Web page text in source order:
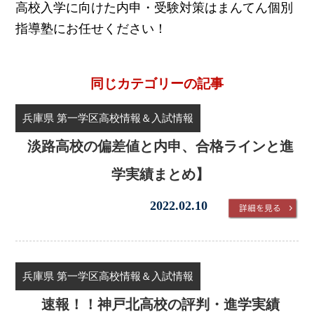
高校入学に向けた内申・受験対策はまんてん個別
指導塾にお任せください！
同じカテゴリーの記事
兵庫県 第一学区高校情報＆入試情報
淡路高校の偏差値と内申、合格ラインと進
学実績まとめ】
2022.02.10
兵庫県 第一学区高校情報＆入試情報
速報！！神戸北高校の評判・進学実績